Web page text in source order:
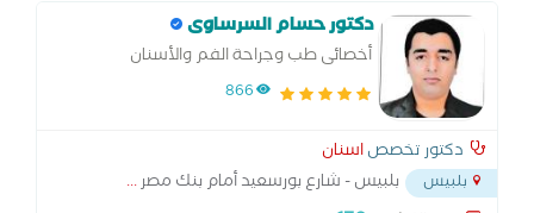
دكتور حسام السرساوى
أخصائى طب وجراحة الفم والأسنان
866
دكتور تخصصاسنان
بلبيس بلبيس - شارع بورسعيد أمام بنك مصر...